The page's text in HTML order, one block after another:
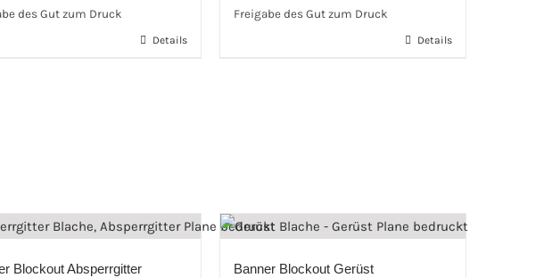
des Gut zum Druck
Details
Freigabe des Gut zum Druck
Details
Blockout Absperrgitter
Banner Blockout Gerüst